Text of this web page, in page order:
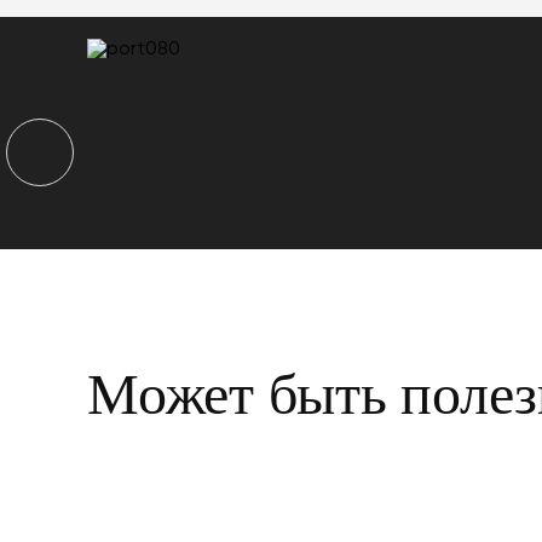
Может быть